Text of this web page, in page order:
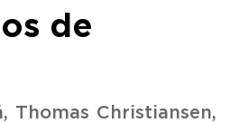
de
Thomas Christiansen,